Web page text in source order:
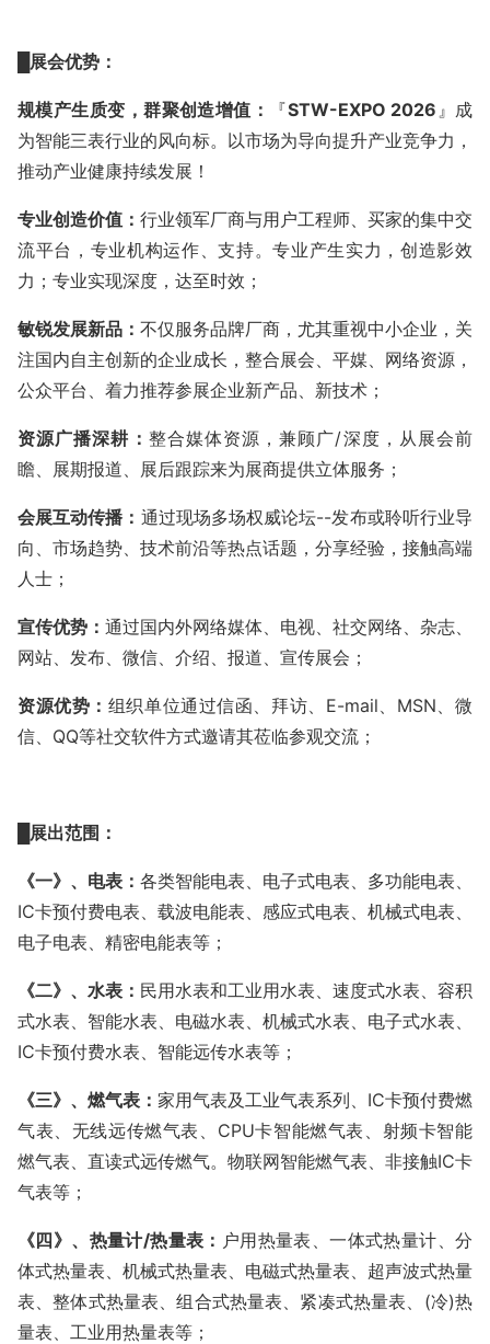
展会优势 ：
规模产生质变，群聚创造增值： 『STW-EXPO 2026 』成
为智能三表行业的风向标。以市场为导向提升产业竞争力，
推动产业健康持续发展！
专业创造价值： 行业领军厂商与用户工程师、买家的集中交
流平台，专业机构运作、支持。专业产生实力，创造影效
力；专业实现深度，达至时效；
敏锐发展新品： 不仅服务品牌厂商，尤其重视中小企业，关
注国内自主创新的企业成长，整合展会、平媒、网络资源，
公众平台、着力推荐参展企业新产品、新技术；
资源广播深耕： 整合媒体资源，兼顾广/深度，从展会前
瞻、展期报道、展后跟踪来为展商提供立体服务；
会展互动传播： 通过现场多场权威论坛--发布或聆听行业导
向、市场趋势、技术前沿等热点话题，分享经验，接触高端
人士；
宣传优势： 通过国内外网络媒体、电视、社交网络、杂志、
网站、发布、微信、介绍、报道、宣传展会；
资源优势： 组织单位通过信函、拜访、 E-mail、MSN、微
信、QQ等社交软件方式邀请其莅临参观交流；
█展出范围：
《一》、电表： 各类智能电表、电子式电表、多功能电表、
IC卡预付费电表、载波电能表、感应式电表、机械式电表、
电子电表、精密电能表等；
《二》、水表： 民用水表和工业用水表、速度式水表、容积
式水表、智能水表、电磁水表、机械式水表、电子式水表、
IC卡预付费水表、智能远传水表等；
《三》、燃气表： 家用气表及工业气表系列、 IC卡预付费燃
气表、无线远传燃气表、CPU卡智能燃气表、射频卡智能
燃气表、直读式远传燃气。物联网智能燃气表、非接触IC卡
气表等；
《四》、热量计/热量表： 户用热量表、一体式热量计、分
体式热量表、机械式热量表、电磁式热量表、超声波式热量
表、整体式热量表、组合式热量表、紧凑式热量表、 (冷)热
量表、工业用热量表等；